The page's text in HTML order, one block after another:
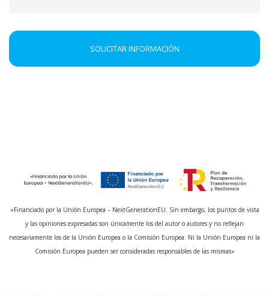
SOLICITAR INFORMACIÓN
«Financiado por la Unión Europea – NextGenerationEU. Sin embargo, los puntos de vista
y las opiniones expresadas son únicamente los del autor o autores y no reflejan
necesariamente los de la Unión Europea o la Comisión Europea. Ni la Unión Europea ni la
Comisión Europea pueden ser consideradas responsables de las mismas»